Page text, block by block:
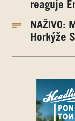
reaguje
NAŽIVO:
Horkýže